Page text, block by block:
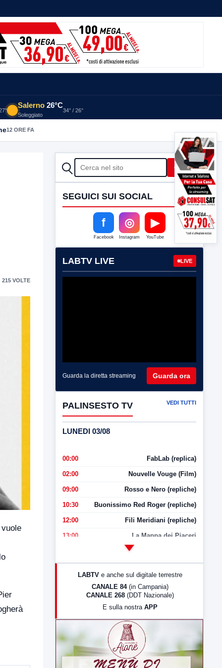
Salerno 26°C
Soleggiato
34° / 26°
12 ORE FA
VOLTE
CERCA Cerca
SEGUICI SUI SOCIAL
f
Facebook
◎
Instagram
▶
YouTube
LABTV LIVE LIVE
Guarda la diretta streaming Guarda ora
PALINSESTO TV VEDI TUTTI
LUNEDI 03/08
00:00 FabLab (replica)
02:00 Nouvelle Vouge (Film)
09:00 Rosso e Nero (repliche)
10:30 Buonissimo Red Roger (repliche)
12:00 Fili Meridiani (repliche)
13:00 La Mappa dei Piaceri
LabNews (Diretta)
LabNews (replica)
LABTV e anche sul digitale terrestre
CANALE 84 (in Campania)
CANALE 268 (DDT Nazionale)
E sulla nostra APP